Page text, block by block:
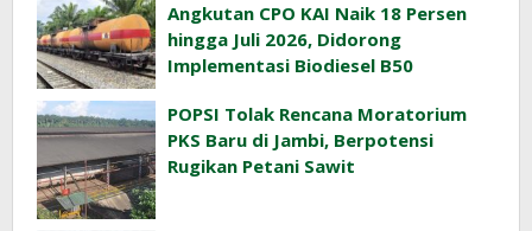
Angkutan CPO KAI Naik 18 Persen
hingga Juli 2026, Didorong
Implementasi Biodiesel B50
POPSI Tolak Rencana Moratorium
PKS Baru di Jambi, Berpotensi
Rugikan Petani Sawit